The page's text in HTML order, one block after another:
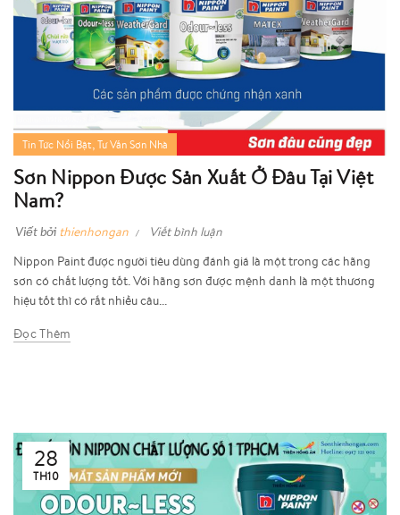
Tin Tức Nổi Bật, Tư Vấn Sơn Nhà
Sơn Nippon Được Sản Xuất Ở Đâu Tại Việt
Nam?
Viết bởi thienhongan
Viết bình luận
Nippon Paint được người tiêu dùng đánh giá là một trong các hãng
sơn có chất lượng tốt. Với hãng sơn được mệnh danh là một thương
hiệu tốt thì có rất nhiều câu...
Đọc Thêm
28
TH10